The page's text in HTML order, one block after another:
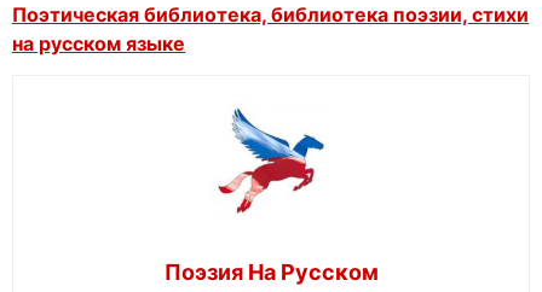
Поэтическая библиотека, библиотека поэзии, стихи
на русском языке
Поэзия На Русском